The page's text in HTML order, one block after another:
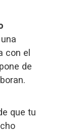
con el
de
que tu